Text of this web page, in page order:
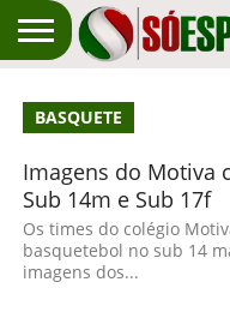
ESPORTIVA
EM
PRIMEIRO
O SÓ
ESPORTE
NOTÍCIAS
APOSTAS
BASQUETE
Imagens do Motiva
Sub 14m e Sub 17f
Os times do colégio
basquetebol no sub 14
imagens dos...